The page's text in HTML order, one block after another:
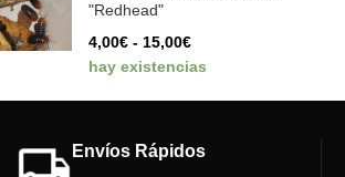
"Redhead"
4,00€ - 15,00€
hay existencias
Envíos Rápidos